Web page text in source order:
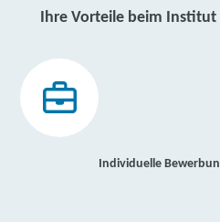
Ihre Vorteile beim
Individuelle